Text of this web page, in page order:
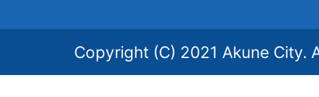
Copyright (C) 2021 Akune City.